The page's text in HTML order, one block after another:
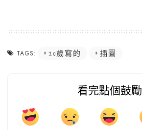
TAGS: 20歲寫的 插圖
看完點個鼓勵